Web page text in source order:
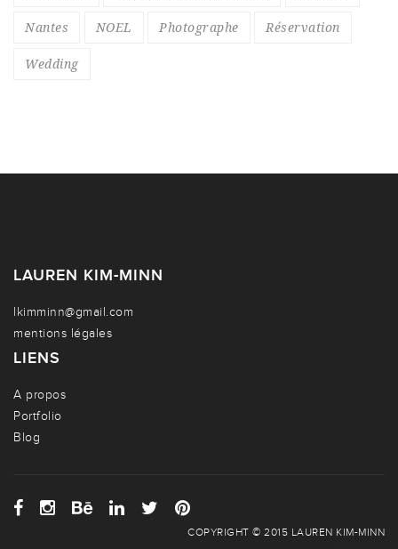
Nantes NOEL Photographe Réservation
Wedding
LAUREN KIM-MINN
lkimminn@gmail.com
mentions légales
LIENS
A propos
Portfolio
Blog
COPYRIGHT © 2015 LAUREN KIM-MINN